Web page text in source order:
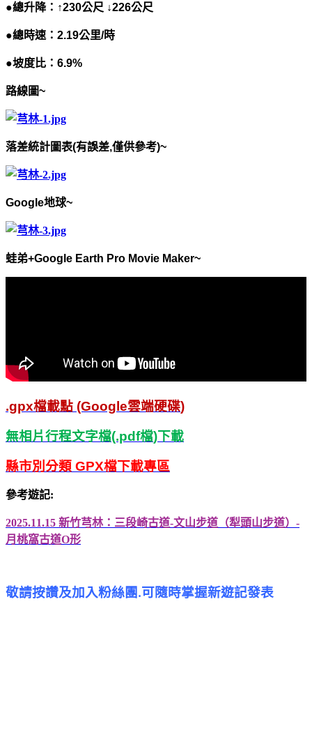
●總升降：↑230公尺 ↓226公尺
●總時速： 2.19公里/時
●坡度比： 6.9%
路線圖~
落差統計圖表(有誤差,僅供參考)~
Google地球~
蛙弟+Google Earth Pro Movie Maker~
.gpx檔載點 (Google雲端硬碟)
無相片行程文字檔(.pdf檔)下載
縣市別分類 GPX檔下載專區
參考遊記:
2025.11.15 新竹芎林：三段崎古道-文山步道（犁頭山步道） -
月桃窩古道O形
敬請按讚及加入粉絲團 .可隨時掌握新遊記發表